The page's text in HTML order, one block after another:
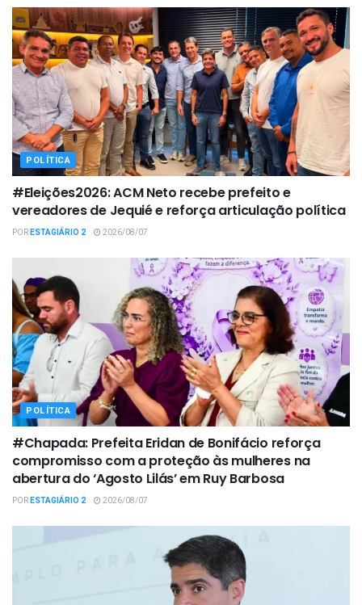
POLÍTICA
#Eleições2026: ACM Neto recebe prefeito e
vereadores de Jequié e reforça articulação política
PORESTAGIÁRIO 2 2026/08/07
POLÍTICA
#Chapada: Prefeita Eridan de Bonifácio reforça
compromisso com a proteção às mulheres na
abertura do ‘Agosto Lilás’ em Ruy Barbosa
PORESTAGIÁRIO 2 2026/08/07